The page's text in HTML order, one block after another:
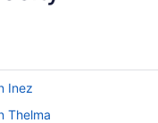
Inez
Thelma